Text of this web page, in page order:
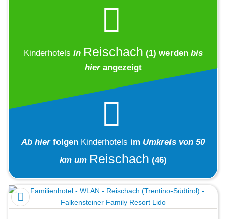
Kinderhotels in Reischach (1) werden bis
hierangezeigt
Ab hier folgen Kinderhotels im Umkreis von 50
km um Reischach (46)